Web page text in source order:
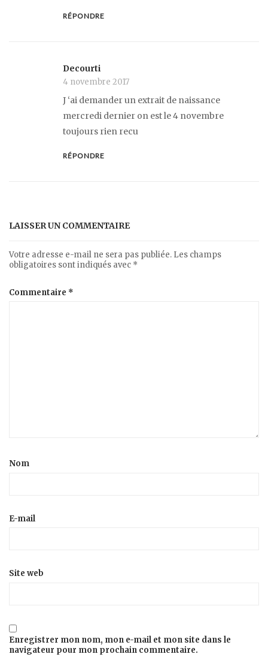
RÉPONDRE
Decourti
4 novembre 2017
J ‘ai demander un extrait de naissance
mercredi dernier on est le 4 novembre
toujours rien recu
RÉPONDRE
LAISSER UN COMMENTAIRE
Votre adresse e-mail ne sera pas publiée. Les champs
obligatoires sont indiqués avec *
Commentaire *
Nom
E-mail
Site web
Enregistrer mon nom, mon e-mail et mon site dans le
navigateur pour mon prochain commentaire.